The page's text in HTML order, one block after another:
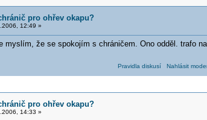
pro ohřev okapu?
12:49 »
myslím, že se spokojím s chráničem. Ono odděl. trafo
Pravidla diskusí Nahlásit
pro ohřev okapu?
14:33 »